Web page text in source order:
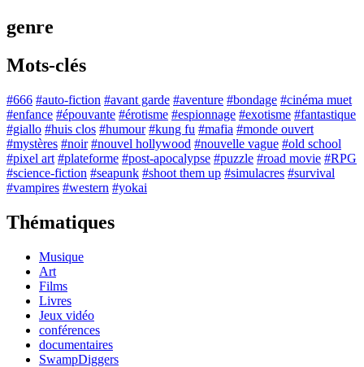
genre
Mots-clés
#666 #auto-fiction #avant garde #aventure #bondage #cinéma muet
#enfance #épouvante #érotisme #espionnage #exotisme #fantastique
#giallo #huis clos #humour #kung fu #mafia #monde ouvert
#mystères #noir #nouvel hollywood #nouvelle vague #old school
#pixel art #plateforme #post-apocalypse #puzzle #road movie #RPG
#science-fiction #seapunk #shoot them up #simulacres #survival
#vampires #western #yokai
Thématiques
Musique
Art
Films
Livres
Jeux vidéo
conférences
documentaires
SwampDiggers